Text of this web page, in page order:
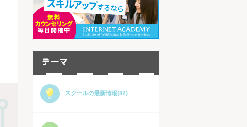
スクールの最新情報(82)